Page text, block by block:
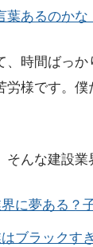
葉あるのかな
、時間ばっ
労様です。僕
そんな建設業
に夢ある？
ブラックす